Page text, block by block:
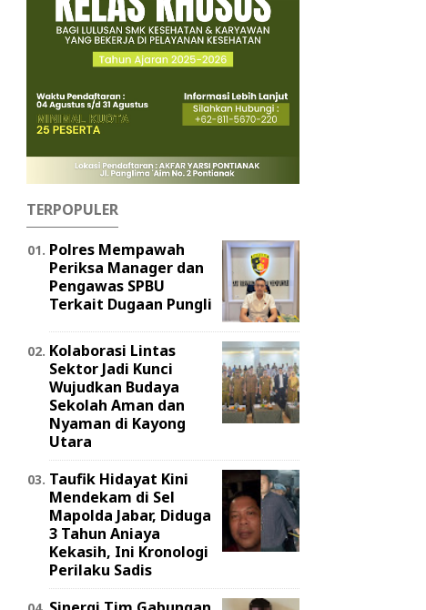
TERPOPULER
Polres Mempawah
Periksa Manager dan
Pengawas SPBU
Terkait Dugaan Pungli
Kolaborasi Lintas
Sektor Jadi Kunci
Wujudkan Budaya
Sekolah Aman dan
Nyaman di Kayong
Utara
Taufik Hidayat Kini
Mendekam di Sel
Mapolda Jabar, Diduga
3 Tahun Aniaya
Kekasih, Ini Kronologi
Perilaku Sadis